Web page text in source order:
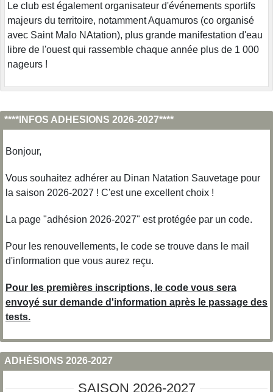
Le club est également organisateur d'événements sportifs
majeurs du territoire, notamment Aquamuros (co organisé
avec Saint Malo NAtation), plus grande manifestation d'eau
libre de l'ouest qui rassemble chaque année plus de 1 000
nageurs !
****INFOS ADHESIONS 2026-2027****
Bonjour,
Vous souhaitez adhérer au Dinan Natation Sauvetage pour
la saison 2026-2027 ! C'est une excellent choix !
La page "adhésion 2026-2027" est protégée par un code.
Pour les renouvellements, le code se trouve dans le mail
d'information que vous aurez reçu.
Pour les premières inscriptions, le code vous sera
envoyé sur demande d'information après le passage des
tests.
ADHÉSIONS 2026-2027
SAISON 2026-2027